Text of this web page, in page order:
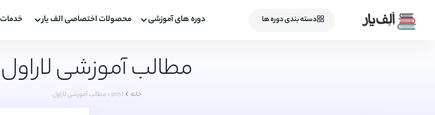
دسته بندی دوره ها دوره های آموزشی محصولات اختصاصی الف یار خدمات
مطالب آموزشی لاراول
خانه post > مطالب آموزشی لاراول